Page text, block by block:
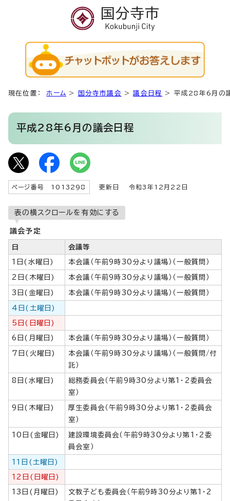
現在位置： ホーム > 国分寺市議会 >議会日程 > 平成28年6月の
平成28年6月の議会日程
ページ番号 1013298 更新日 令和3年12月22日
表の横スクロールを有効にする
議会予定
日 会議等
1日(水曜日) 本会議（午前9時30分より議場）（一般質問）
2日(木曜日) 本会議（午前9時30分より議場）（一般質問）
3日(金曜日) 本会議（午前9時30分より議場）（一般質問）
4日(土曜日)
5日(日曜日)
6日(月曜日) 本会議（午前9時30分より議場）（一般質問）
7日(火曜日)
本会議（午前9時30分より議場）（一般質問/付
託）
8日(水曜日)
総務委員会（午前9時30分より第1・2委員会
室）
9日(木曜日)
厚生委員会（午前9時30分より第1・2委員会
室）
10日(金曜日)
建設環境委員会（午前9時30分より第1・2委
員会室）
11日(土曜日)
12日(日曜日)
13日(月曜日)
文教子ども委員会（午前9時30分より第1・2